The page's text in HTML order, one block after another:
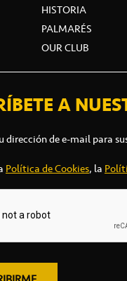
HISTORIA
PALMARÉS
OUR CLUB
A
dirección de e-mail para
Política de Cookies, la